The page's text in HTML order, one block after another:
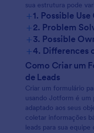
sua estrutura pode
+1. Possible Use
+2. Problem
+3. Possible
+4. Differences
Como Criar um
de Leads
Criar um formulário
usando Jotform é um
adaptado aos seus
coletar informações
leads para sua